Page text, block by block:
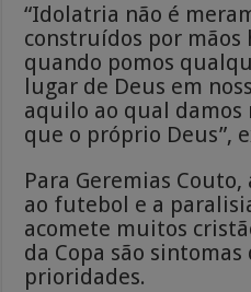
“Idolatria não é
construídos por
quando pomos
lugar de Deus em
aquilo ao qual
que o próprio Deus”,
Para Geremias Couto,
ao futebol e a
acomete muitos
da Copa são sintomas
prioridades.